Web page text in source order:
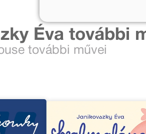
Éva további
további művei